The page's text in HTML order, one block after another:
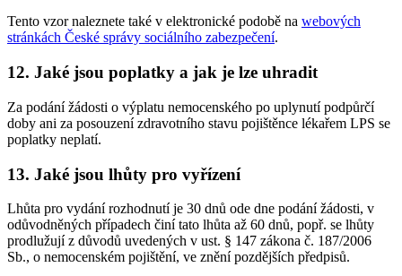
Tento vzor naleznete také v elektronické podobě na webových
stránkách České správy sociálního zabezpečení.
12. Jaké jsou poplatky a jak je lze uhradit
Za podání žádosti o výplatu nemocenského po uplynutí podpůrčí
doby ani za posouzení zdravotního stavu pojištěnce lékařem LPS se
poplatky neplatí.
13. Jaké jsou lhůty pro vyřízení
Lhůta pro vydání rozhodnutí je 30 dnů ode dne podání žádosti, v
odůvodněných případech činí tato lhůta až 60 dnů, popř. se lhůty
prodlužují z důvodů uvedených v ust. § 147 zákona č. 187/2006
Sb., o nemocenském pojištění, ve znění pozdějších předpisů.